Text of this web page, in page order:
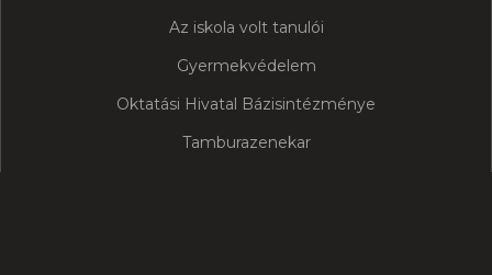
Az iskola volt tanulói
Gyermekvédelem
Oktatási Hivatal Bázisintézménye
Tamburazenekar